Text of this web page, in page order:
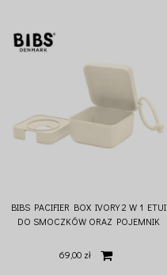
BIBS PACIFIER BOX IVORY 2 W 1 ETUI
DO SMOCZKÓW ORAZ POJEMNIK
69,00 zł